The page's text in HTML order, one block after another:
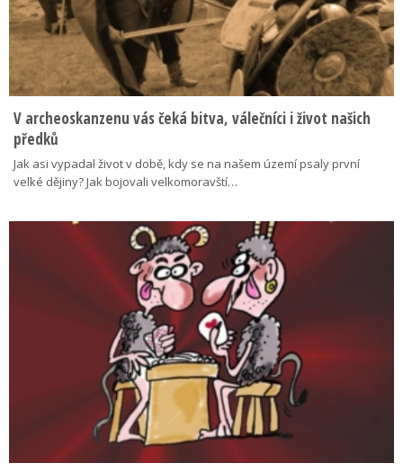
V archeoskanzenu vás čeká bitva, válečníci i život našich
předků
Jak asi vypadal život v době, kdy se na našem území psaly první
velké dějiny? Jak bojovali velkomoravští…